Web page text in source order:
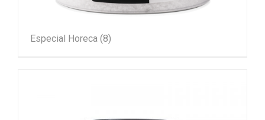
Especial Horeca (8)